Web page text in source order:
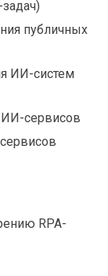
публичных
ИИ-систем
сервисов
RPA-